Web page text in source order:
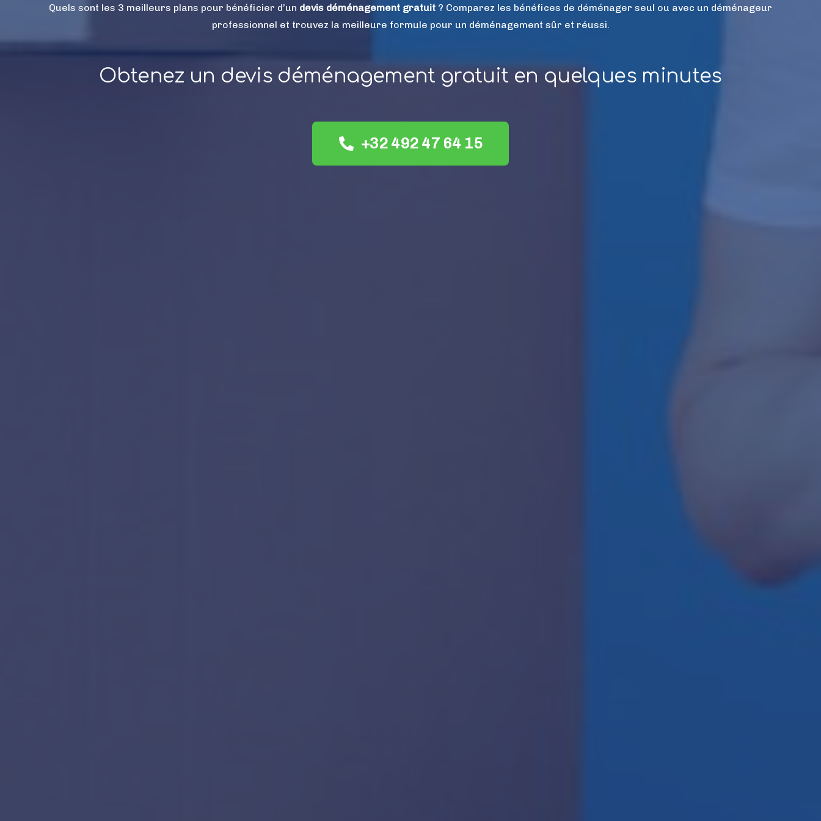
Quels sont les 3 meilleurs plans pour bénéficier d’un devis déménagement gratuit ? Comparez les bénéfices de déménager seul ou avec un déménageur
professionnel et trouvez la meilleure formule pour un déménagement sûr et réussi.
Obtenez un devis déménagement gratuit en quelques minutes
+32 492 47 64 15